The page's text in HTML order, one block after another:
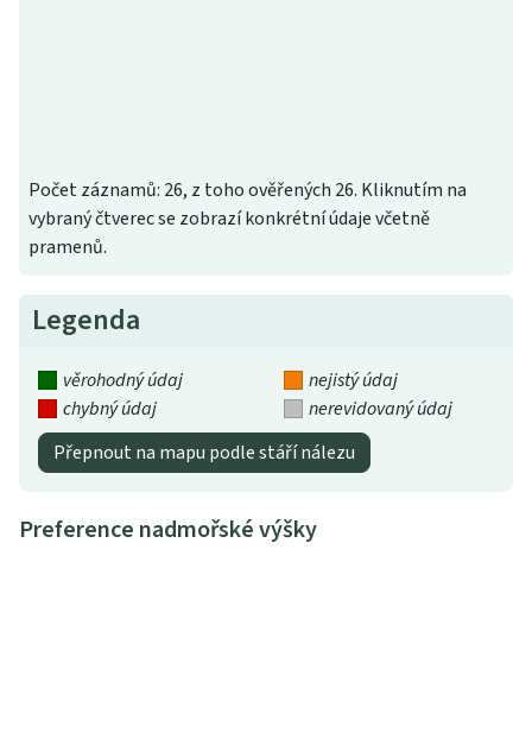
Počet záznamů: 26, z toho ověřených 26. Kliknutím na
vybraný čtverec se zobrazí konkrétní údaje včetně
pramenů.
Legenda
věrohodný údaj
nejistý údaj
chybný údaj
nerevidovaný údaj
Přepnout na mapu podle stáří nálezu
Preference nadmořské výšky